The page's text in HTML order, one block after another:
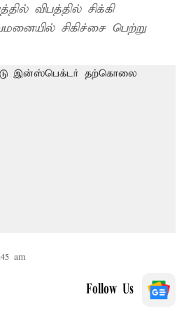
விபத்தில் சிக்கி
சிகிச்சை பெற்று
am
Follow Us